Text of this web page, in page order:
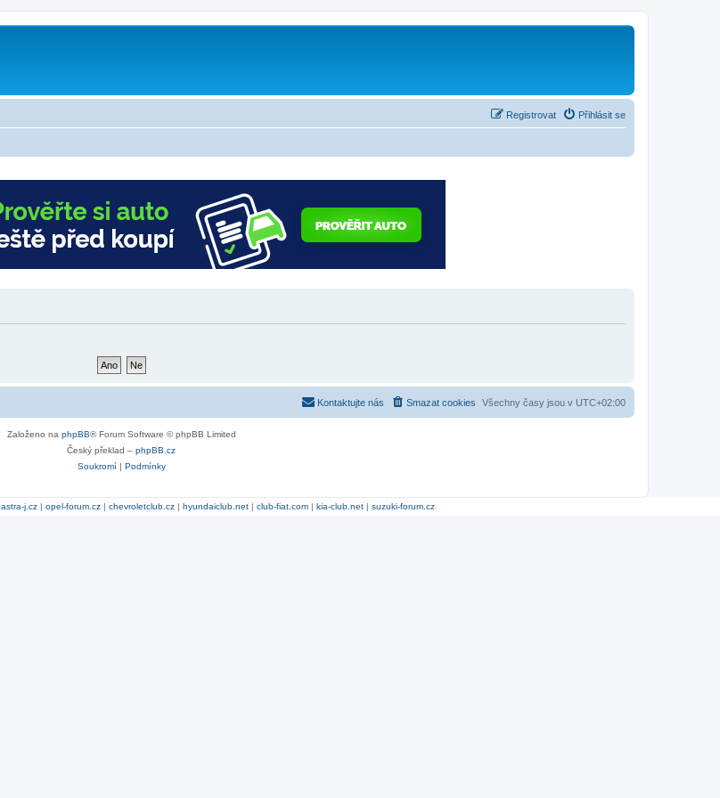
Přihlásit se
Registrovat
Všechny časy jsou v UTC+02:00
Smazat cookies
Kontaktujte nás
Založeno na phpBB® Forum Software © phpBB Limited
Český překlad – phpBB.cz
Soukromí| Podmínky
astra-j.cz | opel-forum.cz | chevroletclub.cz | hyundaiclub.net | club-fiat.com | kia-club.net | suzuki-forum.cz